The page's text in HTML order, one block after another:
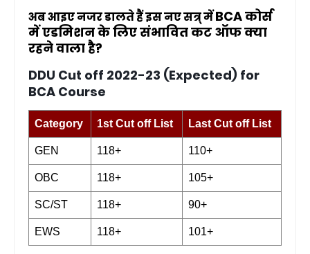
अब आइए नजर डालते हैं इस नए सत्र् मेंBCAकोर्स
में एडमिशन के लिए संभावित कट ऑफ क्या
रहने वाला है?
DDU Cut off 2022-23 (Expected) for
BCA Course
Category 1st Cut off List Last Cut off List
GEN 118+ 110+
OBC 118+ 105+
SC/ST 118+ 90+
EWS 118+ 101+